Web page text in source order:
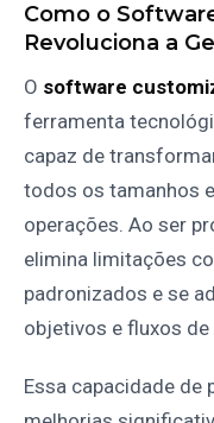
Como o
Revoluciona a
O software
ferramenta
capaz de
todos os tamanhos
operações. Ao ser
elimina limitações
padronizados e se
objetivos e fluxos
Essa capacidade de